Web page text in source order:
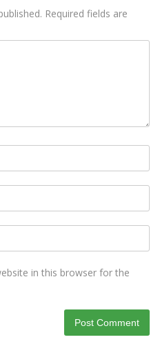
Required fields are
in this browser for the